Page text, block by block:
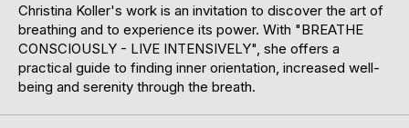
Christina Koller's work is an invitation to discover the art of
breathing and to experience its power. With "BREATHE
CONSCIOUSLY - LIVE INTENSIVELY", she offers a
practical guide to finding inner orientation, increased well-
being and serenity through the breath.